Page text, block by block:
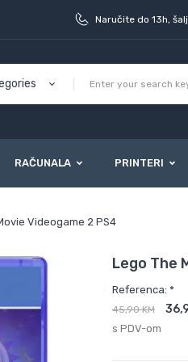
Naručite do 13h,
RAČUNALA PRINTERI
Videogame 2 PS4
Lego The
Referenca: *
45,90 KM
s PDV-om